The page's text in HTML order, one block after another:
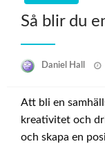
Så blir du
Daniel Hall
Att bli en
kreativitet och
och skapa en